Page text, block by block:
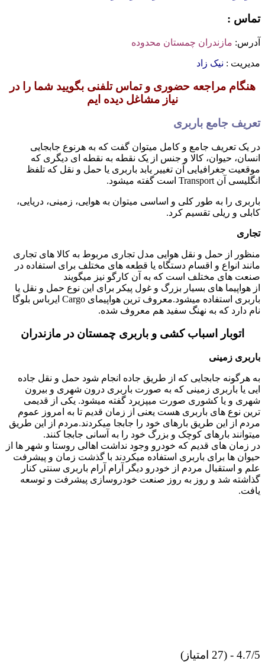
تماس :
آدرس:مازندران چمستان محدوده
مدیریت : نیک زاد
هنگام مراجعه حضوری و تماس تلفنی بگویید شما را در
نیاز مشاغل دیده ایم
تعریف جامع باربری
در یک تعریف جامع و کامل میتوان گفت که به هرنوع جابجایی
انسان، حیوان، کالا و جنس از یک نقطه به نقطه ای دیگری که
موقعیت جغرافیایی آن تغییر یابد باربری یا حمل و نقل که تلفظ
انگلیسی آن Transport است گفته میشود.
باربری را به طور کلی و اساسی میتوان به هوایی، زمینی، دریایی،
کابلی و ریلی تقسیم کرد.
تجاری
منظور از حمل و نقل هوایی مدل تجاری مربوط به کالا های تجاری
مانند انواع و اقسام دستگاه یا قطعه های مختلف برای استفاده در
صنعت های مختلف است که به آن کارگو نیز میگویند
از هواپیما های بسیار بزرگ و غول پیکر برای این نوع حمل و نقل یا
باربری استفاده میشود.معروف ترین هواپیمای Cargo ایرباس بلوگا
نام دارد که به نهنگ سفید هم معروف شده.
اتوبار اسباب کشی و باربری چمستان در مازندران
باربری زمینی
به هرگونه جابجایی که از طریق جاده انجام شود حمل و نقل جاده
ایی یا باربری زمینی که به صورت باربری درون شهری و بیرون
شهری و یا کشوری صورت میپزیرد گفته میشود. یکی از قدیمی
ترین نوع های باربری هست یعنی از زمان قدیم تا به امروز عموم
مردم از این طریق بارهای خود را جابجا میکردند.مردم از این طریق
میتوانند بارهای کوچک و بزرگ خود را به آسانی جابجا کنند.
در زمان های قدیم که خودرو وجود نداشت اهالی روستا و شهر ها از
حیوان ها برای باربری استفاده میکردند با گذشت زمان و پیشرفت
علم و استقبال مردم از خودرو دیگر آرام آرام باربری سنتی کنار
گذاشته شد و روز به روز صنعت خودروسازی پیشرفت و توسعه
یافت.
4.7/5 - (27 امتیاز)